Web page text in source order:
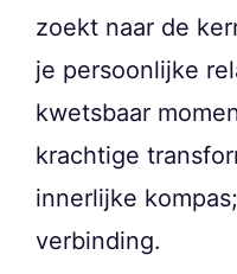
zoekt naar de
je persoonlijke
kwetsbaar
krachtige
innerlijke
verbinding.